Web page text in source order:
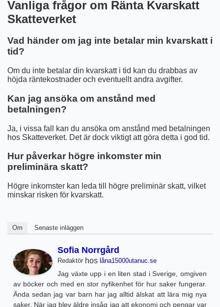
Vanliga frågor om Ränta Kvarskatt
Skatteverket
Vad händer om jag inte betalar min kvarskatt i
tid?
Om du inte betalar din kvarskatt i tid kan du drabbas av
höjda räntekostnader och eventuellt andra avgifter.
Kan jag ansöka om anstånd med
betalningen?
Ja, i vissa fall kan du ansöka om anstånd med betalningen
hos Skatteverket. Det är dock viktigt att göra detta i god tid.
Hur påverkar högre inkomster min
preliminära skatt?
Högre inkomster kan leda till högre preliminär skatt, vilket
minskar risken för kvarskatt.
Om Senaste inläggen
Sofia Norrgård
Redaktör hos låna15000utanuc.se
Jag växte upp i en liten stad i Sverige, omgiven
av böcker och med en stor nyfikenhet för hur saker fungerar.
Ända sedan jag var barn har jag alltid älskat att lära mig nya
saker. När jag blev äldre insåg jag att ekonomi och pengar var